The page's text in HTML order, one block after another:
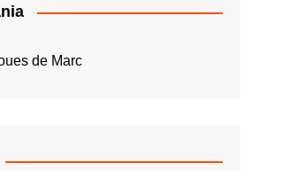
de Marc